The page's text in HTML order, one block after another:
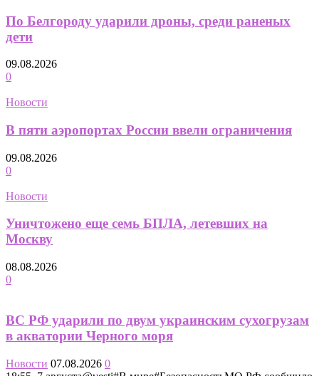
По Белгороду ударили дроны, среди раненых
дети
09.08.2026
0
Новости
В пяти аэропортах России ввели ограничения
09.08.2026
0
Новости
Уничтожено еще семь БПЛА, летевших на
Москву
08.08.2026
0
ВС РФ ударили по двум украинским сухогрузам
в акватории Черного моря
Новости 07.08.2026 0